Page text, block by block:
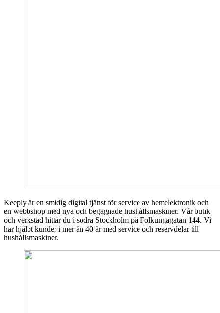
Keeply är en smidig digital tjänst för service av hemelektronik och
en webbshop med nya och begagnade hushållsmaskiner. Vår butik
och verkstad hittar du i södra Stockholm på Folkungagatan 144. Vi
har hjälpt kunder i mer än 40 år med service och reservdelar till
hushållsmaskiner.